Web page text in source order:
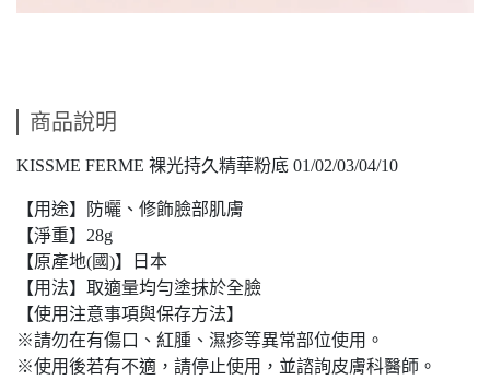
商品說明
KISSME FERME 裸光持久精華粉底 01/02/03/04/10
【用途】防曬、修飾臉部肌膚
【淨重】28g
【原產地(國)】日本
【用法】取適量均勻塗抹於全臉
【使用注意事項與保存方法】
※請勿在有傷口、紅腫、濕疹等異常部位使用。
※使用後若有不適，請停止使用，並諮詢皮膚科醫師。